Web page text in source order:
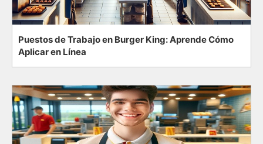
Puestos de Trabajo en Burger King: Aprende Cómo
Aplicar en Línea